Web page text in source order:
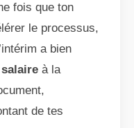
fois que ton
le processus,
a bien
à la
de tes